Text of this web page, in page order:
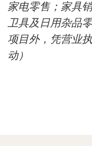
家电零售；家具
卫具及日用杂品
项目外，凭营业
动）